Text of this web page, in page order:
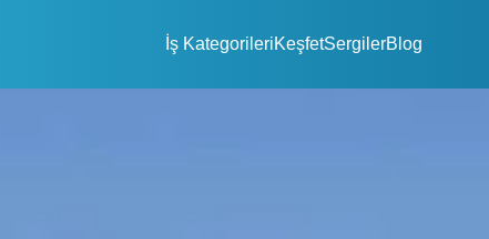
İş KategorileriKeşfetSergilerBlog